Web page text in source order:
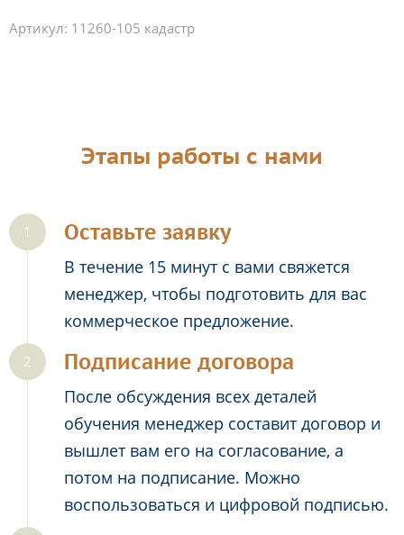
Артикул: 11260-105 кадастр
Этапы работы с нами
Оставьте заявку
В течение 15 минут с вами свяжется
менеджер, чтобы подготовить для вас
коммерческое предложение.
Подписание договора
После обсуждения всех деталей
обучения менеджер составит договор и
вышлет вам его на согласование, а
потом на подписание. Можно
воспользоваться и цифровой подписью.